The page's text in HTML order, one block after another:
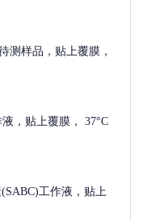
测样品，贴上覆膜，
，贴上覆膜， 37°C
工作液，贴上